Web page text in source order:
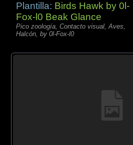
Plantilla: Birds Hawk by 0l-
Fox-l0 Beak Glance
Pico zoología, Contacto visual, Aves,
Halcón, by 0l-Fox-l0